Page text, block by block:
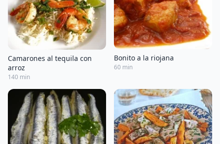
Camarones al tequila con
arroz
140 min
Bonito a la riojana
60 min